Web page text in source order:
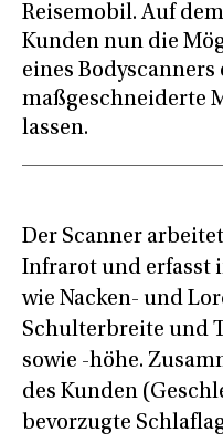
Reisemobil. Auf
Kunden nun die
eines
maßgeschneiderte
lassen.
Der Scanner
Infrarot und erfasst
wie Nacken- und
Schulterbreite und
sowie -höhe.
des Kunden
bevorzugte